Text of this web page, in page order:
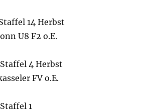
14 Herbst
U8 F2 o.E.
4 Herbst
FV o.E.
1